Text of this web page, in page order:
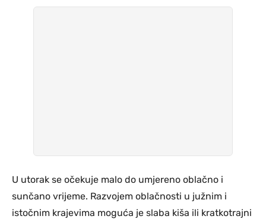
U utorak se očekuje malo do umjereno oblačno i
sunčano vrijeme. Razvojem oblačnosti u južnim i
istočnim krajevima moguća je slaba kiša ili kratkotrajni